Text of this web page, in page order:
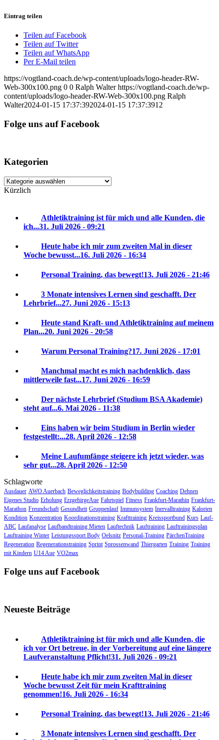
Eintrag teilen
Teilen auf Facebook
Teilen auf Twitter
Teilen auf WhatsApp
Per E-Mail teilen
https://vogtland-coach.de/wp-content/uploads/logo-header-RW-
Web-300x100.png 0 0 Ralph Walter https://vogtland-coach.de/wp-
content/uploads/logo-header-RW-Web-300x100.png Ralph
Walter2024-01-15 17:37:392024-01-15 17:37:3912
Folge uns auf Facebook
Kategorien
Kategorien
Kürzlich
Athletiktraining ist für mich und alle Kunden, die
ich...31. Juli 2026 - 09:21
Heute habe ich mir zum zweiten Mal in dieser
Woche bewusst...16. Juli 2026 - 16:34
Personal Training, das bewegt!13. Juli 2026 - 21:46
3 Monate intensives Lernen sind geschafft. Der
Lehrbrief...27. Juni 2026 - 15:13
Heute stand Kraft- und Athletiktraining auf meinem
Plan...20. Juni 2026 - 20:58
Warum Personal Training?17. Juni 2026 - 17:01
Manchmal macht es mich nachdenklich, dass
mittlerweile fast...17. Juni 2026 - 16:59
Der nächste Lehrbrief (Studium BSA Akademie)
steht auf...6. Mai 2026 - 11:38
Eins haben wir beim Studium in Berlin wieder
festgestellt:...28. April 2026 - 12:58
Meine Laufumfänge steigere ich jetzt wieder, was
sehr gut...28. April 2026 - 12:50
Schlagworte
Ausdauer AWO Auerbach Beweglichkeitstraining Bodybuilding Coaching Dehnen
Eigenes Studio Erholung ErzgebirgeAue Fahrtspiel Fitness Frankfurt-Marathin Frankfurt-
Marathon Freundschaft Gesundheit Gruppenlauf Immunsystem Inervalltraining Kalorien
Kondition Konzentration Koordinationstraining Krafttraining Kreissportbund Kurs Lauf-
ABC Laufanalyse Laufbandtraining Mieten Lauftechnik Lauftraining Lauftrainingsplan
Lauftraining Winter Leistungssport Body Oelsnitz Personal-Training PärchenTraining
Regeneration Regenerationstraining Sprint Sprossenwand Thiergarten Training Training
mit Kindern U14 Aue VO2max
Folge uns auf Facebook
Neueste Beiträge
Athletiktraining ist für mich und alle Kunden, die
ich vor Ort betreue, in der Vorbereitung auf eine längere
Laufveranstaltung Pflicht!31. Juli 2026 - 09:21
Heute habe ich mir zum zweiten Mal in dieser
Woche bewusst Zeit für mein Krafttraining
genommen!16. Juli 2026 - 16:34
Personal Training, das bewegt!13. Juli 2026 - 21:46
3 Monate intensives Lernen sind geschafft. Der